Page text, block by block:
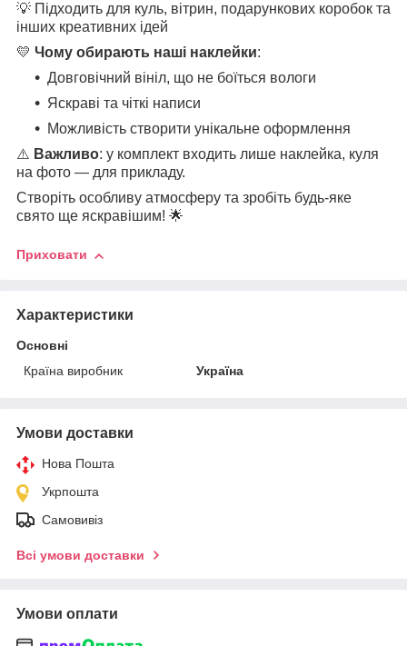
💡 Підходить для куль, вітрин, подарункових коробок та
інших креативних ідей
💛 Чому обирають наші наклейки:
Довговічний вініл, що не боїться вологи
Яскраві та чіткі написи
Можливість створити унікальне оформлення
⚠️ Важливо: у комплект входить лише наклейка, куля
на фото — для прикладу.
Створіть особливу атмосферу та зробіть будь-яке
свято ще яскравішим! 🌟
Приховати
Характеристики
Основні
Країна виробник
Україна
Умови доставки
Нова Пошта
Укрпошта
Самовивіз
Всі умови доставки
Умови оплати